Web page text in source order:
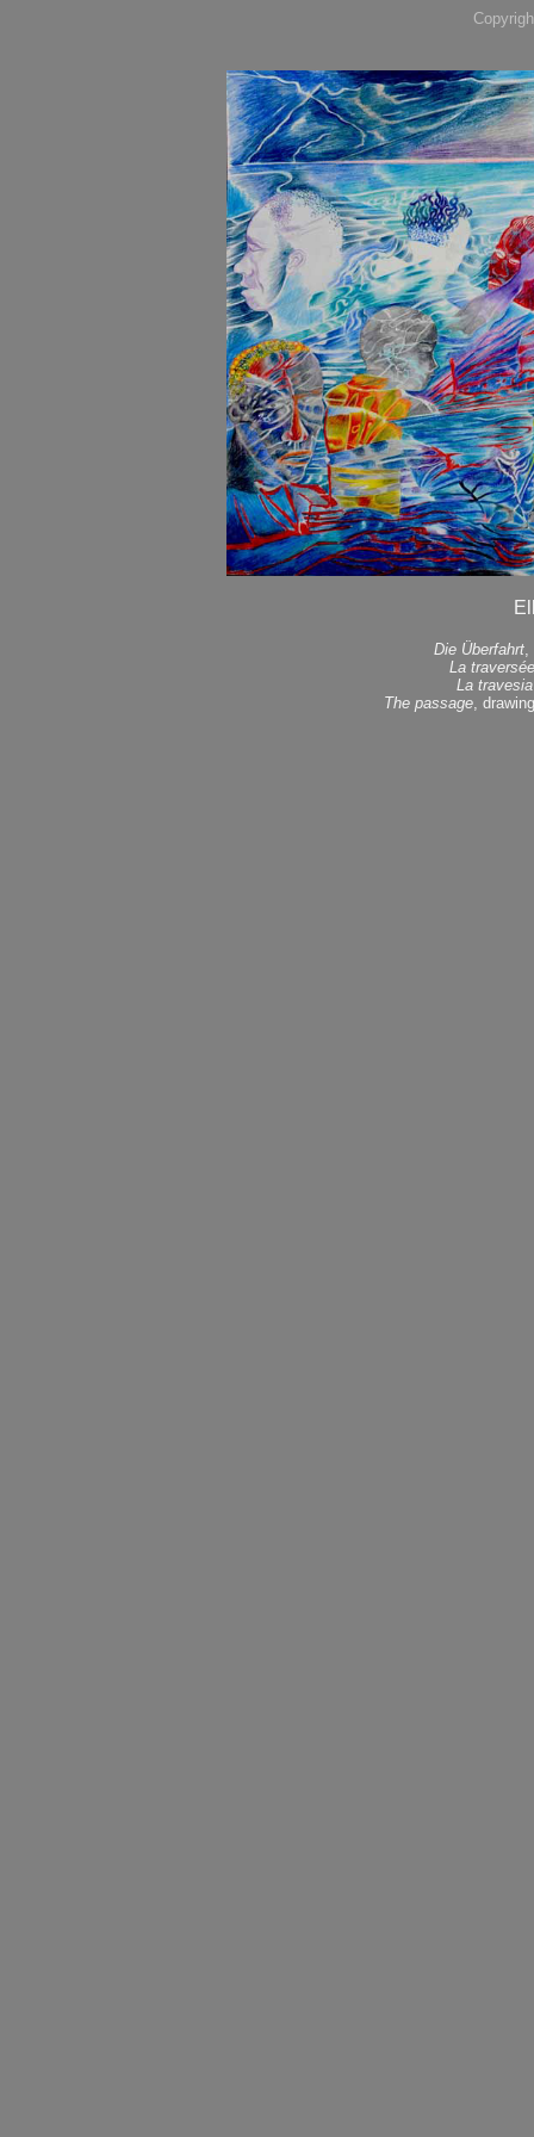
Die Überfahrt,
La traversée
La travesia
The passage,